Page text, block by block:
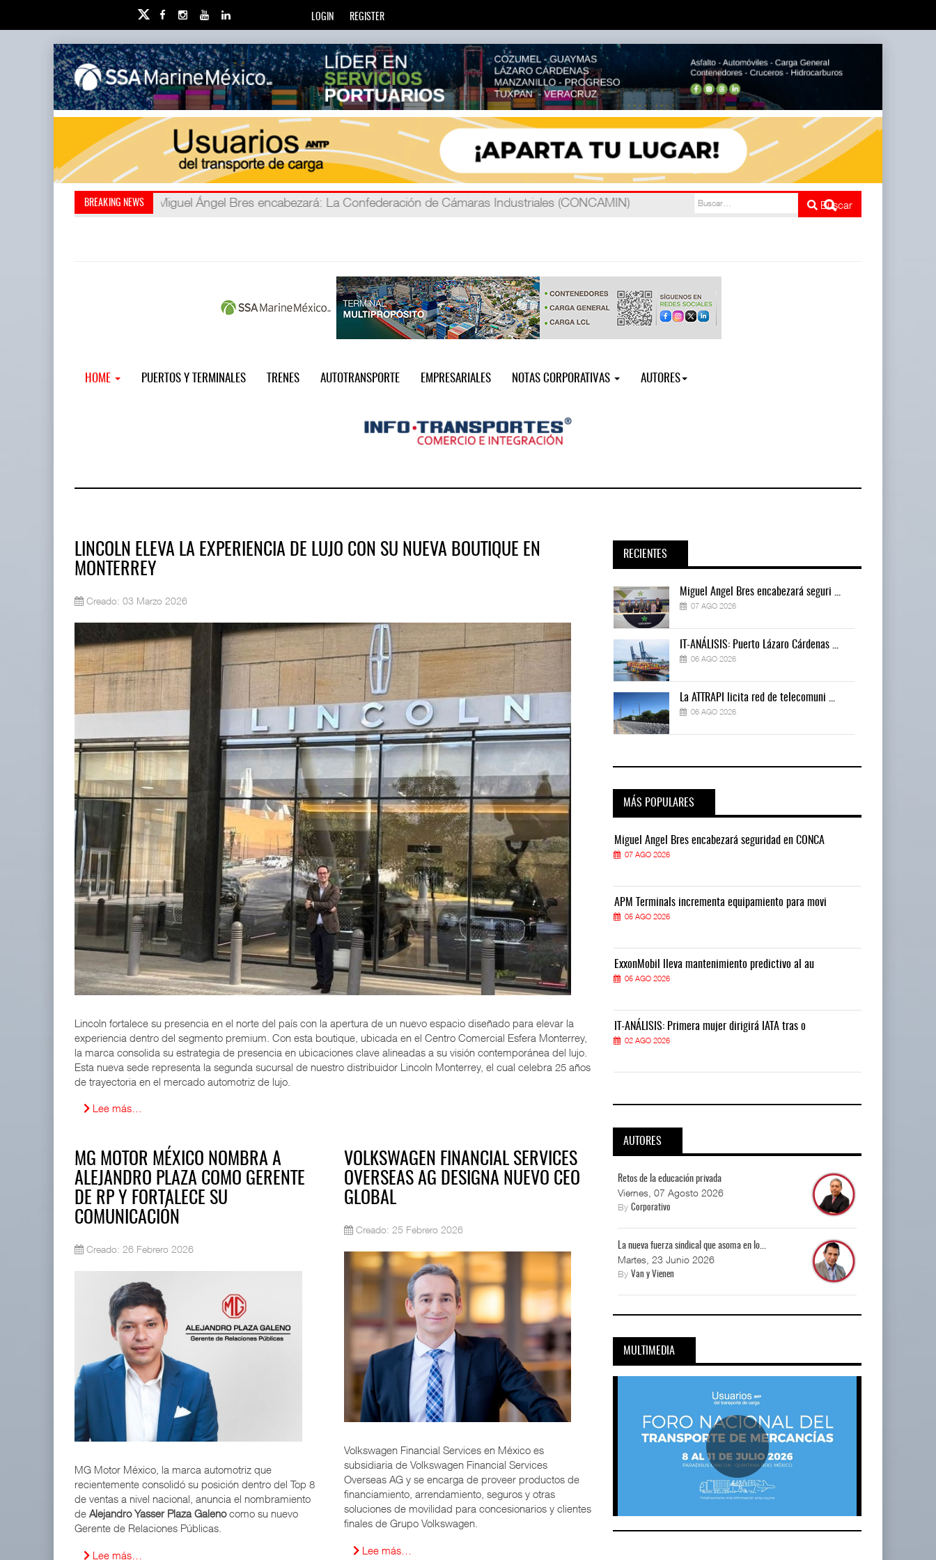
LOGIN REGISTER
BREAKING NEWS Miguel Ángel Bres encabezará
Retos de la educación privada : Más de 20 mil escuelas privadas atienden a más de cinco
Buscar
HOME PUERTOS Y TERMINALES TRENES AUTOTRANSPORTE EMPRESARIALES NOTAS CORPORATIVAS AUTORES
LINCOLN ELEVA LA EXPERIENCIA DE LUJO CON SU NUEVA BOUTIQUE EN
MONTERREY
Creado: 03 Marzo 2026
Lincoln fortalece su presencia en el norte del país con la apertura de un nuevo espacio diseñado para elevar la
experiencia dentro del segmento premium. Con esta boutique, ubicada en el Centro Comercial Esfera Monterrey,
la marca consolida su estrategia de presencia en ubicaciones clave alineadas a su visión contemporánea del lujo.
Esta nueva sede representa la segunda sucursal de nuestro distribuidor Lincoln Monterrey, el cual celebra 25 años
de trayectoria en el mercado automotriz de lujo.
Lee más…
MG MOTOR MÉXICO NOMBRA A
ALEJANDRO PLAZA COMO GERENTE
DE RP Y FORTALECE SU
COMUNICACIÓN
Creado: 26 Febrero 2026
MG Motor México, la marca automotriz que
recientemente consolidó su posición dentro del Top 8
de ventas a nivel nacional, anuncia el nombramiento
de Alejandro Yasser Plaza Galenocomo su nuevo
Gerente de Relaciones Públicas.
Lee más…
VOLKSWAGEN FINANCIAL SERVICES
OVERSEAS AG DESIGNA NUEVO CEO
GLOBAL
Creado: 25 Febrero 2026
Volkswagen Financial Services en México es
subsidiaria de Volkswagen Financial Services
Overseas AG y se encarga de proveer productos de
financiamiento, arrendamiento, seguros y otras
soluciones de movilidad para concesionarios y clientes
finales de Grupo Volkswagen.
Lee más…
RECIENTES
07 AGO 2026
IT-ANÁLISIS: Puerto Lázaro Cárdenas ...
06 AGO 2026
La ATTRAPI licita red de telecomuni ...
06 AGO 2026
IT-ANÁLISIS: Puerto Lázaro Cárdenas ...
06 AGO 2026
La ATTRAPI licita red de telecomuni ...
Miguel Ángel Bres encabezará seguri ...
07 AGO 2026
IT-ANÁLISIS: Puerto Lázaro Cárdenas ...
06 AGO 2026
La ATTRAPI licita red de telecomuni ...
06 AGO 2026
MÁS POPULARES
Miguel Ángel Bres encabezará seguridad en CONCA
07 AGO 2026
APM Terminals incrementa equipamiento para movi
05 AGO 2026
ExxonMobil lleva mantenimiento predictivo al au
05 AGO 2026
IT-ANÁLISIS: Primera mujer dirigirá IATA tras o
02 AGO 2026
Miguel Ángel Bres encabezará seguridad en CONCA
07 AGO 2026
APM Terminals incrementa equipamiento para movi
05 AGO 2026
ExxonMobil lleva mantenimiento predictivo al au
05 AGO 2026
IT-ANÁLISIS: Primera mujer dirigirá IATA tras o
02 AGO 2026
Miguel Ángel Bres encabezará seguridad en CONCA
07 AGO 2026
APM Terminals incrementa equipamiento para movi
05 AGO 2026
ExxonMobil lleva mantenimiento predictivo al au
05 AGO 2026
IT-ANÁLISIS: Primera mujer dirigirá IATA tras o
02 AGO 2026
AUTORES
Retos de la educación privada
Viernes, 07 Agosto 2026
ByCorporativo
La nueva fuerza sindical que asoma en lo...
Martes, 23 Junio 2026
ByVan y Vienen
MULTIMEDIA